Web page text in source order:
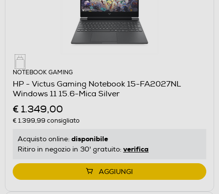
NOTEBOOK GAMING
HP - Victus Gaming Notebook 15-FA2027NL
Windows 11 15.6-Mica Silver
€ 1.349,00
€ 1.399,99 consigliato
Acquisto online: disponibile
Ritiro in negozio in 30' gratuito: verifica
AGGIUNGI